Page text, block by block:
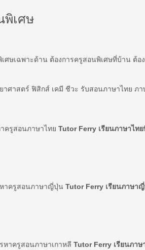
พิเศษ
ศษเฉพาะด้าน ต้องการครูสอนพิเศษที่บ้าน ต้อ
ศาสตร์ ฟิสิกส์ เคมี ชีวะ รับสอนภาษาไทย ภ
ครูสอนภาษาไทย Tutor Ferry เรียนภาษาไท
าครูสอนภาษาญี่ปุ่น Tutor Ferry เรียนภาษา
หาครูสอนภาษาเกาหลี Tutor Ferry เรียนภาษ